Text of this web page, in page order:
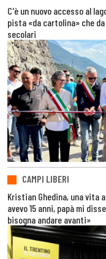
C'è un nuovo accesso al
pista «da cartolina» che
secolari
CAMPI LIBERI
Kristian Ghedina, una vita
avevo 15 anni, papà mi
bisogna andare avanti»